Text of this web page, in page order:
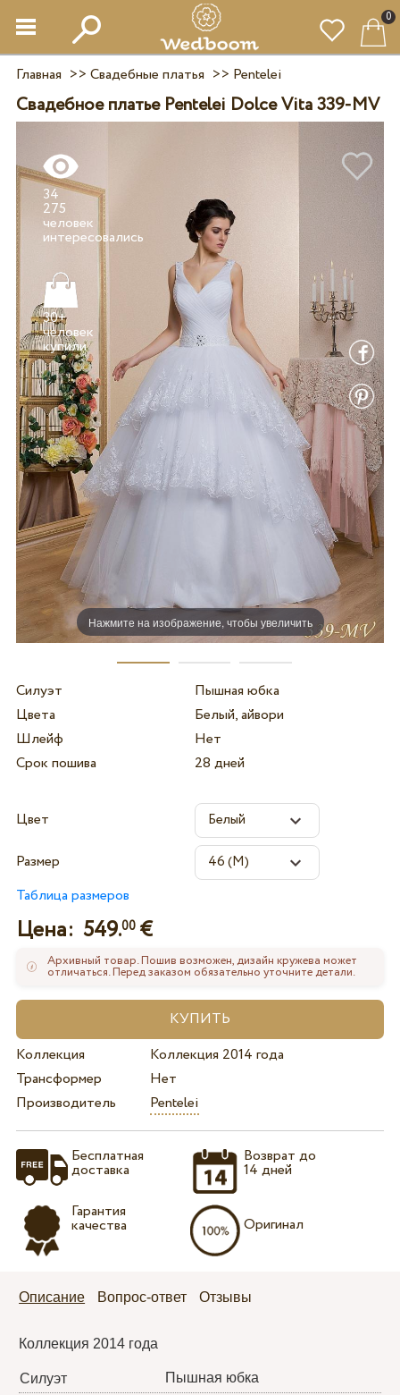
0
Главная >> Свадебные платья >> Pentelei
Свадебное платье Pentelei Dolce Vita 339-MV
Нажмите на изображение, чтобы увеличить
34
275
человек
30+
человек
купили
Силуэт
Пышная юбка
Цвета
Белый, айвори
Шлейф
Нет
Срок пошива
28 дней
Цвет
Размер
Таблица размеров
Цена: 549.00€
Архивный товар. Пошив возможен, дизайн кружева может
отличаться. Перед заказом обязательно уточните детали.
Коллекция
Коллекция 2014 года
Трансформер
Нет
Производитель
Pentelei
Бесплатная
доставка
Гарантия
качества
Возврат до
14 дней
Оригинал
Описание Вопрос-ответ Отзывы
Коллекция 2014 года
Силуэт
Пышная юбка